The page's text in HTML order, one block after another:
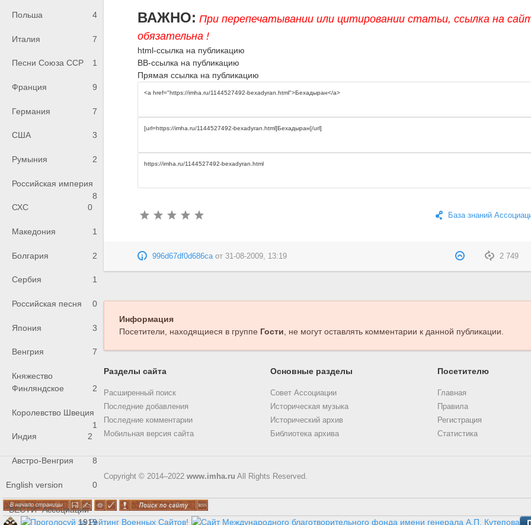
Польша 4
Италия 7
Песни Союза ССР 1
Франция 9
Германия 7
США 3
Румыния 2
Российская империя
8
СХС
0
Македония 1
Болгария 2
Сербия 1
Российская песня 0
Япония 3
Венгрия 7
Княжество
Финляндское
2
Королевство Швеция
1
Индия
2
Австро-Венгрия 8
English version 0
"ВЕСТИ" Ассоциации
1919
ВАЖНО: При перепечатывании или цитировании статьи, ссылка на
обязательна !
html-ссылка на публикацию
BB-ссылка на публикацию
Прямая ссылка на публикацию
База знаний
2 749
996d67df0d686caот 31-08-2009, 13:19
Информация
Посетители, находящиеся в группе Гости, не могут оставлять комментарии к данной публикации.
Разделы сайта
Расширенный поиск
Последние добавления
Последние комментарии
Мобильная версия сайта
Основные разделы
Совет Ассоциации
Историческая музыка
Исторический архив
Библиотека архива
Посетителю
Главная
Правила
Регистрация
Статистика
Copyright © 2014–2022 www.imha.ru All Rights Reserved.